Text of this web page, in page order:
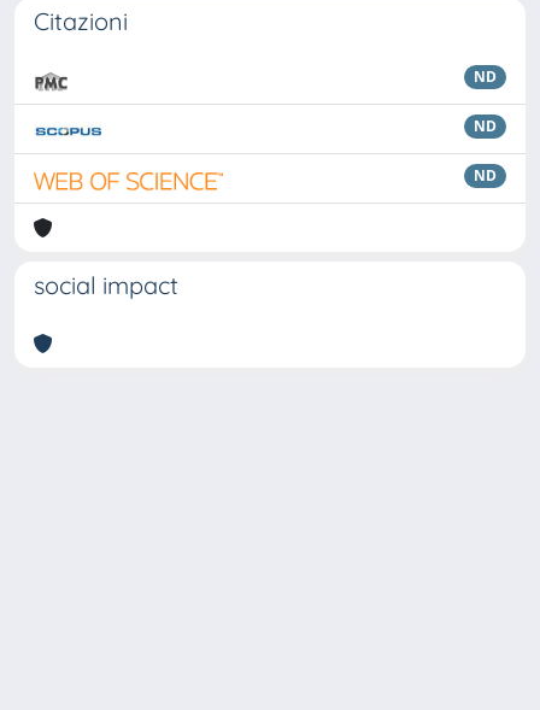
Citazioni
ND
ND
ND
social impact